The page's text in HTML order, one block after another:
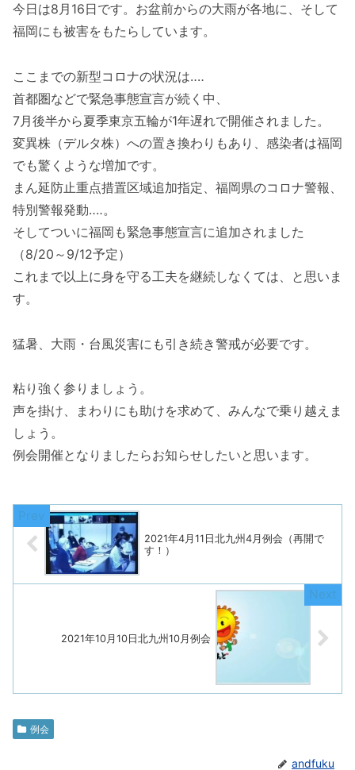
今日は8月16日です。お盆前からの大雨が各地に、そして
福岡にも被害をもたらしています。
ここまでの新型コロナの状況は‥‥
首都圏などで緊急事態宣言が続く中、
7月後半から夏季東京五輪が1年遅れで開催されました。
変異株（デルタ株）への置き換わりもあり、感染者は福岡
でも驚くような増加です。
まん延防止重点措置区域追加指定、福岡県のコロナ警報、
特別警報発動‥‥。
そしてついに福岡も緊急事態宣言に追加されました
（8/20～9/12予定）
これまで以上に身を守る工夫を継続しなくては、と思いま
す。
猛暑、大雨・台風災害にも引き続き警戒が必要です。
粘り強く参りましょう。
声を掛け、まわりにも助けを求めて、みんなで乗り越えま
しょう。
例会開催となりましたらお知らせしたいと思います。
2021年4月11日北九州4月例会（再開で
す！）
2021年10月10日北九州10月例会
例会
andfuku